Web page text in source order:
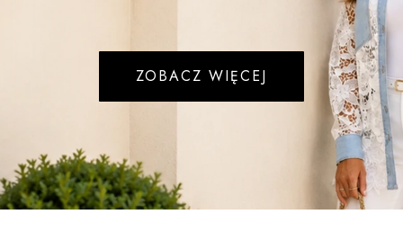
ZOBACZ WIĘCEJ